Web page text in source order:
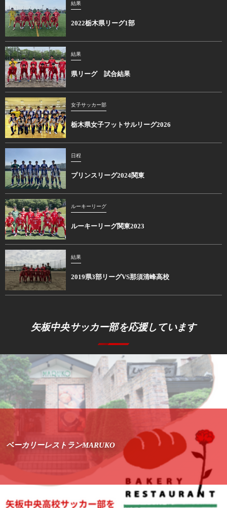
結果
2022栃木県リーグ1部
結果
県リーグ 試合結果
女子サッカー部
栃木県女子フットサルリーグ2026
日程
プリンスリーグ2024関東
ルーキーリーグ
ルーキーリーグ関東2023
結果
2019県3部リーグVS那須清峰高校
矢板中央サッカー部を応援しています
ベーカリーレストランMARUKO